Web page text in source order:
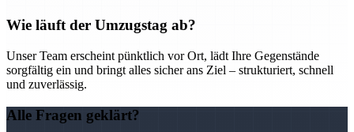
Wie läuft der Umzugstag ab?
Unser Team erscheint pünktlich vor Ort, lädt Ihre Gegenstände
sorgfältig ein und bringt alles sicher ans Ziel – strukturiert, schnell
und zuverlässig.
Alle Fragen geklärt?